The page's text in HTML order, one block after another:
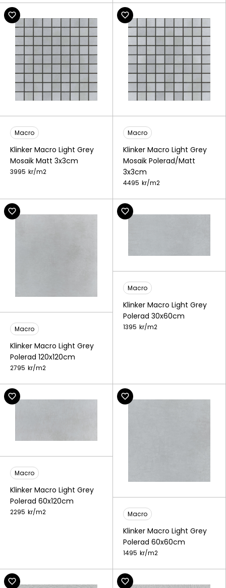
Macro
Klinker Macro Light Grey
Mosaik Matt 3x3cm
3995 kr/m2
Macro
Klinker Macro Light Grey
Mosaik Polerad/Matt
3x3cm
4495 kr/m2
Macro
Klinker Macro Light Grey
Polerad 120x120cm
2795 kr/m2
Macro
Klinker Macro Light Grey
Polerad 30x60cm
1395 kr/m2
Macro
Klinker Macro Light Grey
Polerad 60x120cm
2295 kr/m2 Macro
Klinker Macro Light Grey
Polerad 60x60cm
1495 kr/m2